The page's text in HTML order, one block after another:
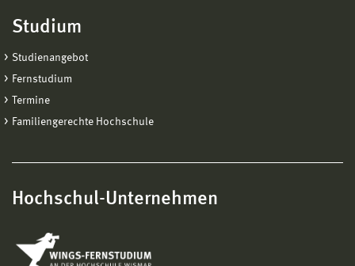
Studium
Studienangebot
Fernstudium
Termine
Familiengerechte Hochschule
Hochschul-Unternehmen